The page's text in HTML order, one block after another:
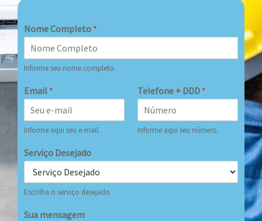
Nome Completo *
Informe seu nome completo.
Email *
Informe aqui seu e-mail.
Telefone + DDD *
Informe aqui seu número.
Serviço Desejado
Escolha o serviço desejado
Sua mensagem